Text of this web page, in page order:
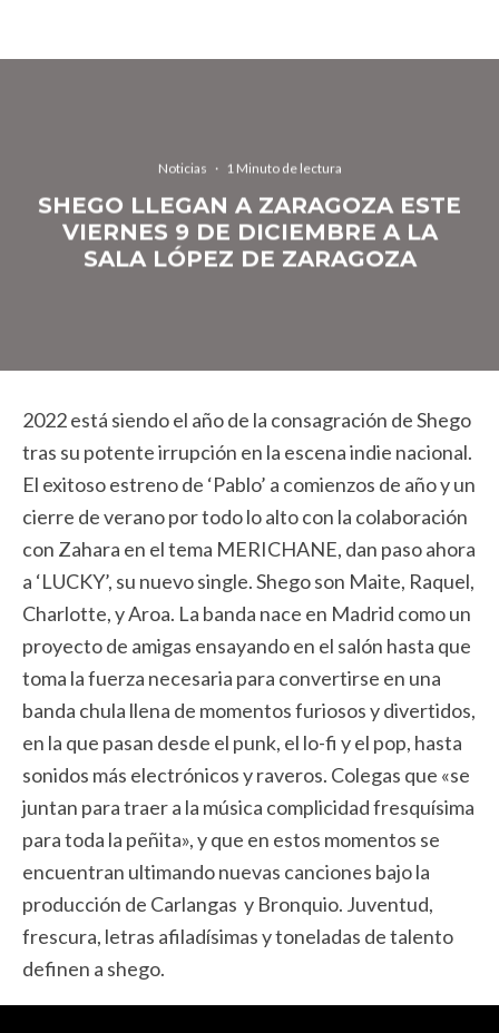
Noticias · 1 Minuto de lectura
SHEGO LLEGAN A ZARAGOZA ESTE
VIERNES 9 DE DICIEMBRE A LA
SALA LÓPEZ DE ZARAGOZA
2022 está siendo el año de la consagración de Shego
tras su potente irrupción en la escena indie nacional.
El exitoso estreno de ‘Pablo’ a comienzos de año y un
cierre de verano por todo lo alto con la colaboración
con Zahara en el tema MERICHANE, dan paso ahora
a ‘LUCKY’, su nuevo single.Shego son Maite, Raquel,
Charlotte, y Aroa. La banda nace en Madrid como un
proyecto de amigas ensayando en el salón hasta que
toma la fuerza necesaria para convertirse en una
banda chula llena de momentos furiosos y divertidos,
en la que pasan desde el punk, el lo-fi y el pop, hasta
sonidos más electrónicos y raveros. Colegas que «se
juntan para traer a la música complicidad fresquísima
para toda la peñita», y que en estos momentos se
encuentran ultimando nuevas canciones bajo la
producción de Carlangas y Bronquio. Juventud,
frescura, letras afiladísimas y toneladas de talento
definen a shego.